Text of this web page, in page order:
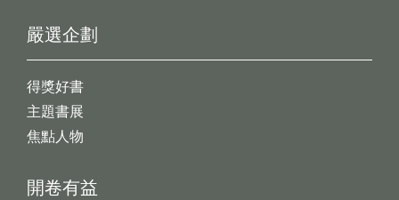
開卷有益
嚴選企劃
得獎好書
主題書展
焦點人物